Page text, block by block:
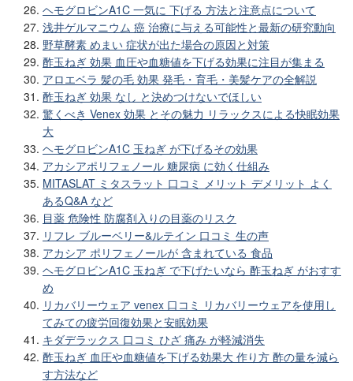
ヘモグロビンA1C 一気に 下げる 方法と注意点について
浅井ゲルマニウム 癌 治療に与える可能性と最新の研究動向
野草酵素 めまい 症状が出た場合の原因と対策
酢玉ねぎ 効果 血圧や血糖値を下げる効果に注目が集まる
アロエベラ 髪の毛 効果 発毛・育毛・美髪ケアの全解説
酢玉ねぎ 効果 なし と決めつけないでほしい
驚くべき Venex 効果 とその魅力 リラックスによる快眠効果
大
ヘモグロビンA1C 玉ねぎ が下げるその効果
アカシアポリフェノール 糖尿病 に効く仕組み
MITASLAT ミタスラット 口コミ メリット デメリット よく
あるQ&A など
目薬 危険性 防腐剤入りの目薬のリスク
リフレ ブルーベリー&ルテイン 口コミ 生の声
アカシア ポリフェノールが 含まれている 食品
ヘモグロビンA1C 玉ねぎ で下げたいなら 酢玉ねぎ がおすす
め
リカバリーウェア venex 口コミ リカバリーウェアを使用し
てみての疲労回復効果と安眠効果
キダデラックス 口コミ ひざ 痛み が軽減消失
酢玉ねぎ 血圧や血糖値を下げる効果大 作り方 酢の量を減ら
す方法など